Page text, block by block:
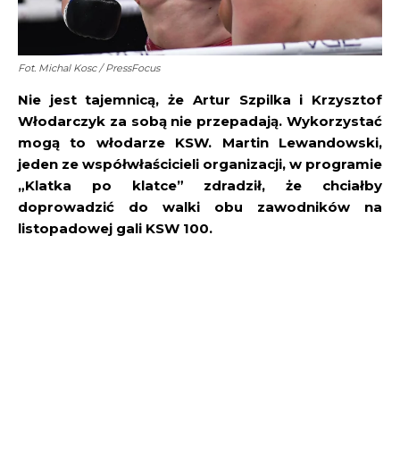
Fot. Michal Kosc / PressFocus
Nie jest tajemnicą, że Artur Szpilka i Krzysztof
Włodarczyk za sobą nie przepadają. Wykorzystać
mogą to włodarze KSW. Martin Lewandowski,
jeden ze współwłaścicieli organizacji, w programie
„Klatka po klatce” zdradził, że chciałby
doprowadzić do walki obu zawodników na
listopadowej gali KSW 100.